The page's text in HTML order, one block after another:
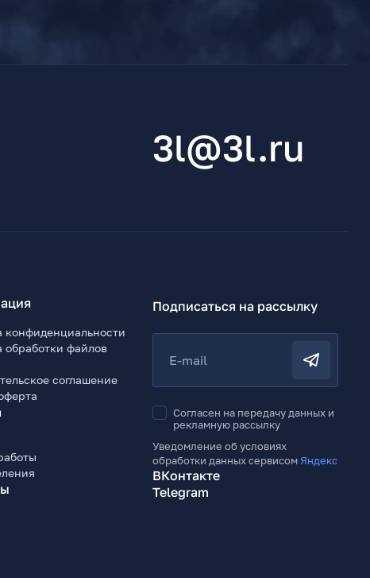
3l@3l.ru
конфиденциальности
обработки файлов
соглашение
Подписаться на рассылку
E-mail
Согласен на передачу данных и
рекламную рассылку
Уведомление об условиях
обработки данных сервисом Яндекс
ВКонтакте
Telegram